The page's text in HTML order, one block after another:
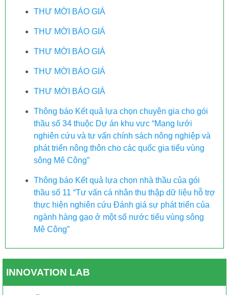
THƯ MỜI BÁO GIÁ
THƯ MỜI BÁO GIÁ
THƯ MỜI BÁO GIÁ
THƯ MỜI BÁO GIÁ
THƯ MỜI BÁO GIÁ
Thông báo Kết quả lựa chọn chuyên gia cho gói
thầu số 34 thuộc Dự án khu vực “Mạng lưới
nghiên cứu và tư vấn chính sách nông nghiệp và
phát triển nông thôn cho các quốc gia tiểu vùng
sông Mê Công”
Thông báo Kết quả lựa chọn nhà thầu của gói
thầu số 11 “Tư vấn cá nhân thu thập dữ liệu hỗ trợ
thực hiện nghiên cứu Đánh giá sự phát triển của
ngành hàng gạo ở một số nước tiểu vùng sông
Mê Công”
INNOVATION LAB